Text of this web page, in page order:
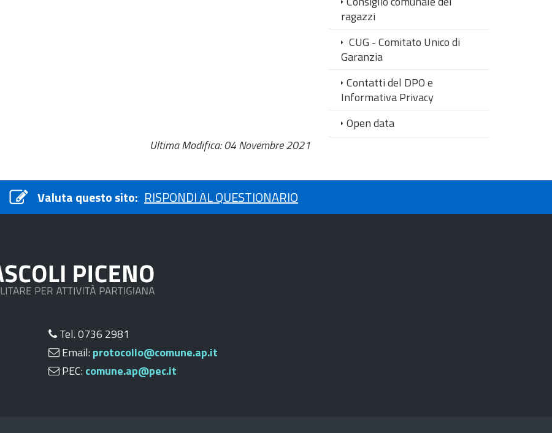
ragazzi
CUG - Comitato Unico di
Garanzia
Contatti del DPO e
Informativa Privacy
Open data
Ultima Modifica: 04 Novembre 2021
Valuta questo sito: RISPONDI AL QUESTIONARIO
Tel. 0736 2981
Email: protocollo@comune.ap.it
PEC: comune.ap@pec.it